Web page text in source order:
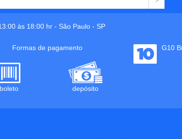
às 18:00 hr - São Paulo - SP
Formas de pagamento
boleto depósito
G10